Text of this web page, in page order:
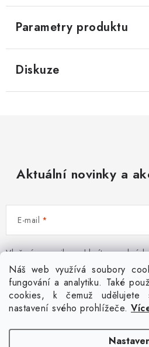
Náš web využívá soubory
fungování a analytiku. Také
cookies, k čemuž udělujete
nastavení svého prohlížeče.
Parametry produktu
Diskuze
Aktuální novinky a
E-mail
Vložením e-mailu souhlasíte s
Facebook Kontakt Jak nakupovat
Akce a slevy GDPR + cookies
Doprava